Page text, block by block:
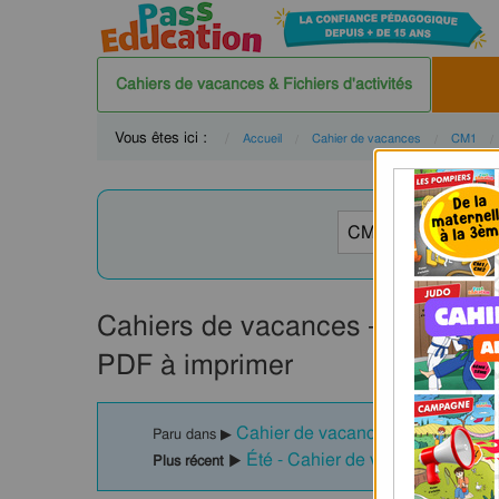
Cahiers de vacances & Fichiers d'activités
Vous êtes ici : Accueil Cahier de vacances CM1
Cahiers de vacances – Cm1
PDF à imprimer
Paru dans ▶ Cahier de vacances / Fichier
Plus récent ▶ Été - Cahier de vacances - CM1